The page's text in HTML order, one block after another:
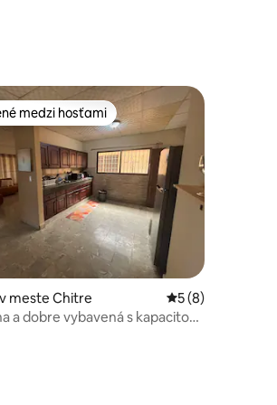
4,65 z 5, počet hodnotení: 17
4,87 z 5, počet hodnotení: 69
medzi hosťami
medzi hosťami
meste Chitre Priemerné
5 (8)
a dobre vybavená s kapacitou